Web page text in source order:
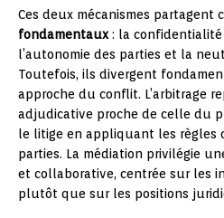
Ces deux mécanismes partagent
fondamentaux: la confidentialité
l’autonomie des parties et la
Toutefois, ils divergent
approche du conflit. L’arbitrage
adjudicative proche de celle du
le litige en appliquant les règles
parties. La médiation privilégie
et collaborative, centrée sur les
plutôt que sur les positions